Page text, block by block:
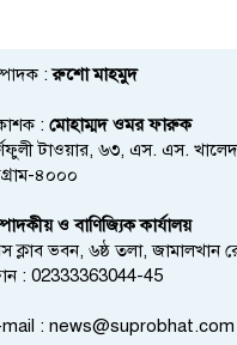
:রুশো মাহমুদ
: মোহাম্মদ ওমর ফারুক
টাওয়ার, ৬৩, এস. এস.
৪০০০
ও বাণিজ্যিক কার্যালয়
ক্লাব ভবন, ৬ষ্ঠ তলা, জামালখান
: 02333363044-45
: news@suprobhat.com